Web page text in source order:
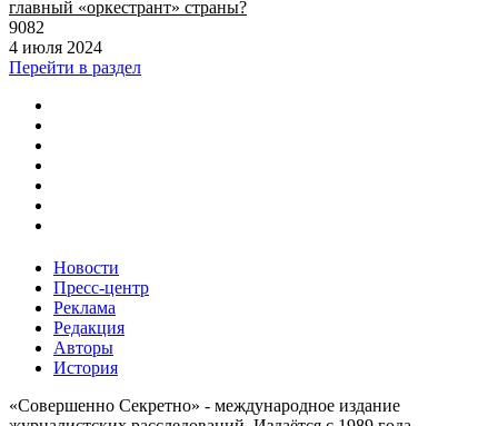
главный «оркестрант» страны?
9082
4 июля 2024
Перейти в раздел
Новости
Пресс-центр
Реклама
Редакция
Авторы
История
«Совершенно Секретно» - международное издание